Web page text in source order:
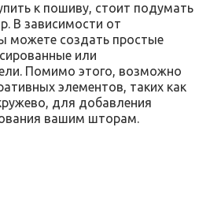
к пошиву, стоит подумать
В зависимости от
можете создать простые
или
Помимо этого, возможно
элементов, таких как
для добавления
вашим шторам.